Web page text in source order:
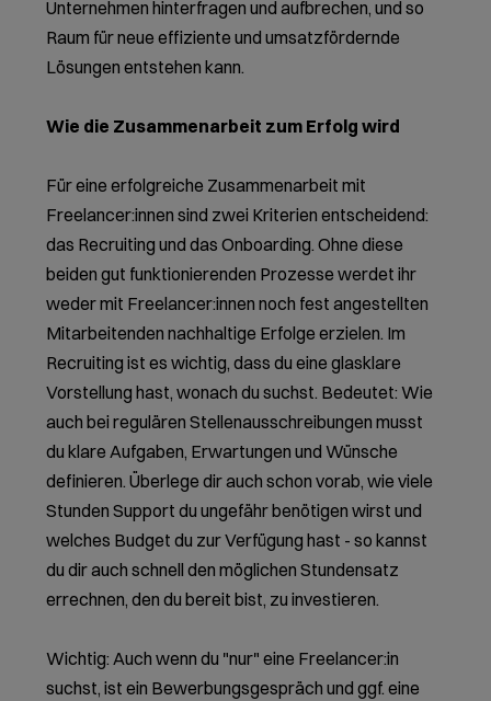
Unternehmen hinterfragen und aufbrechen, und so
Raum für neue effiziente und umsatzfördernde
Lösungen entstehen kann.
Wie die Zusammenarbeit zum Erfolg wird
Für eine erfolgreiche Zusammenarbeit mit
Freelancer:innen sind zwei Kriterien entscheidend:
das Recruiting und das Onboarding. Ohne diese
beiden gut funktionierenden Prozesse werdet ihr
weder mit Freelancer:innen noch fest angestellten
Mitarbeitenden nachhaltige Erfolge erzielen. Im
Recruiting ist es wichtig, dass du eine glasklare
Vorstellung hast, wonach du suchst. Bedeutet: Wie
auch bei regulären Stellenausschreibungen musst
du klare Aufgaben, Erwartungen und Wünsche
definieren. Überlege dir auch schon vorab, wie viele
Stunden Support du ungefähr benötigen wirst und
welches Budget du zur Verfügung hast - so kannst
du dir auch schnell den möglichen Stundensatz
errechnen, den du bereit bist, zu investieren.
Wichtig: Auch wenn du "nur" eine Freelancer:in
suchst, ist ein Bewerbungsgespräch und ggf. eine